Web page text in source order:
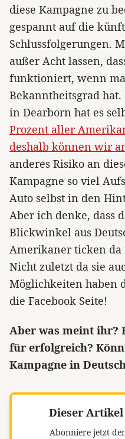
diese Kampagne zu
gespannt auf die
Schlussfolgerungen.
außer Acht lassen,
funktioniert, wenn
Bekanntheitsgrad
in Dearborn hat es
Prozent aller
deshalb können wir
anderes Risiko an
Kampagne so viel
Auto selbst in den
Aber ich denke, dass
Blickwinkel aus
Amerikaner ticken da
Nicht zuletzt da sie
Möglichkeiten haben
die Facebook Seite!
Aber was meint ihr?
für erfolgreich?
Kampagne in
Dieser
Abonniere jetzt